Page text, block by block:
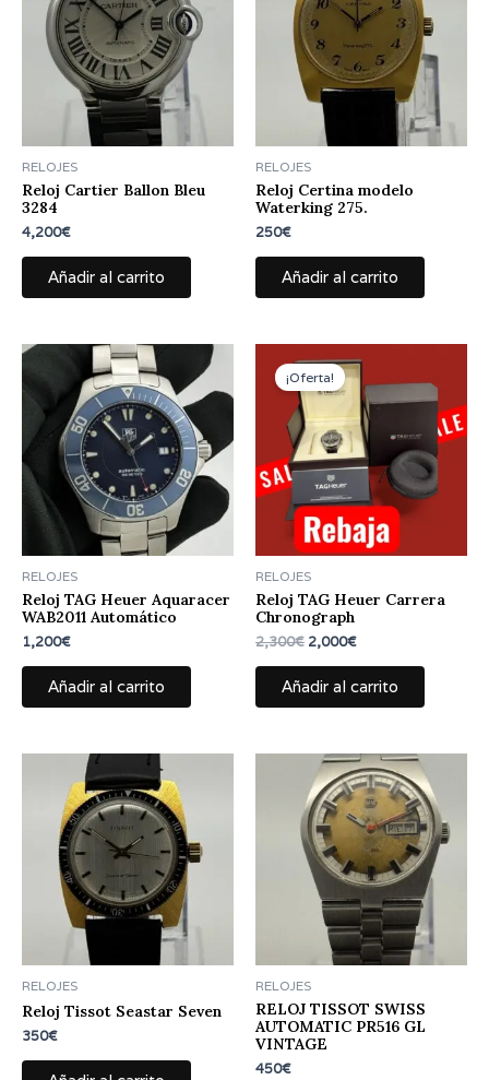
RELOJES
Reloj Cartier Ballon Bleu
3284
4,200€
Añadir al carrito
RELOJES
Reloj Certina modelo
Waterking 275.
250€
Añadir al carrito
RELOJES
Reloj TAG Heuer Aquaracer
WAB2011 Automático
1,200€
Añadir al carrito
¡Oferta!
RELOJES
Reloj TAG Heuer Carrera
Chronograph
2,300€
precio
original
2,300€.
2,000€
precio
actual
es:
2,000€.
Añadir al carrito
RELOJES
Reloj Tissot Seastar Seven
350€
RELOJES
RELOJ TISSOT SWISS
AUTOMATIC PR516 GL
VINTAGE
450€